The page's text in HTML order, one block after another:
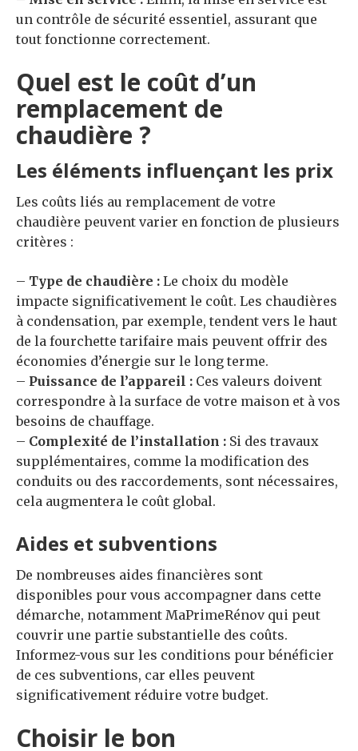
un contrôle de sécurité essentiel, assurant que
tout fonctionne correctement.
Quel est le coût d’un
remplacement de
chaudière ?
Les éléments influençant les prix
Les coûts liés au remplacement de votre
chaudière peuvent varier en fonction de plusieurs
critères :
– Type de chaudière : Le choix du modèle
impacte significativement le coût. Les chaudières
à condensation, par exemple, tendent vers le haut
de la fourchette tarifaire mais peuvent offrir des
économies d’énergie sur le long terme.
– Puissance de l’appareil : Ces valeurs doivent
correspondre à la surface de votre maison et à vos
besoins de chauffage.
– Complexité de l’installation : Si des travaux
supplémentaires, comme la modification des
conduits ou des raccordements, sont nécessaires,
cela augmentera le coût global.
Aides et subventions
De nombreuses aides financières sont
disponibles pour vous accompagner dans cette
démarche, notamment MaPrimeRénov qui peut
couvrir une partie substantielle des coûts.
Informez-vous sur les conditions pour bénéficier
de ces subventions, car elles peuvent
significativement réduire votre budget.
Choisir le bon